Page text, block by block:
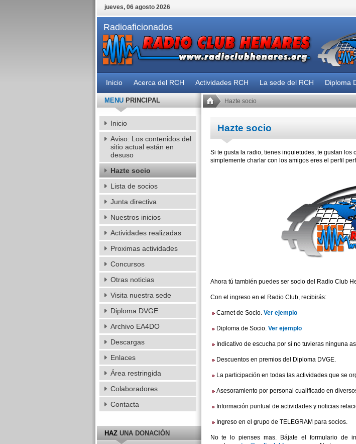
jueves, 06 agosto 2026
Radioaficionados
Inicio Acerca del RCH Actividades RCH La sede del RCH Diploma
Hazte socio
Hazte socio
Si te gusta la radio, tienes inquietudes, te gustan
simplemente charlar con los amigos eres el perfil
Ahora tú también puedes ser socio del Radio Club
Con el ingreso en el Radio Club, recibirás:
Carnet de Socio. Ver ejemplo
Diploma de Socio. Ver ejemplo
Indicativo de escucha por si no tuvieras ninguna
Descuentos en premios del Diploma DVGE.
La participación en todas las actividades que se
Asesoramiento por personal cualificado en
Información puntual de actividades y noticias
Ingreso en el grupo de TELEGRAM para socios.
No te lo pienses mas. Bájate el formulario de
MENUPRINCIPAL
Inicio
Aviso: Los contenidos del
sitio actual están en
desuso
Hazte socio
Lista de socios
Junta directiva
Nuestros inicios
Actividades realizadas
Proximas actividades
Concursos
Otras noticias
Visita nuestra sede
Diploma DVGE
Archivo EA4DO
Descargas
Enlaces
Área restringida
Colaboradores
Contacta
HAZUNA DONACIÓN